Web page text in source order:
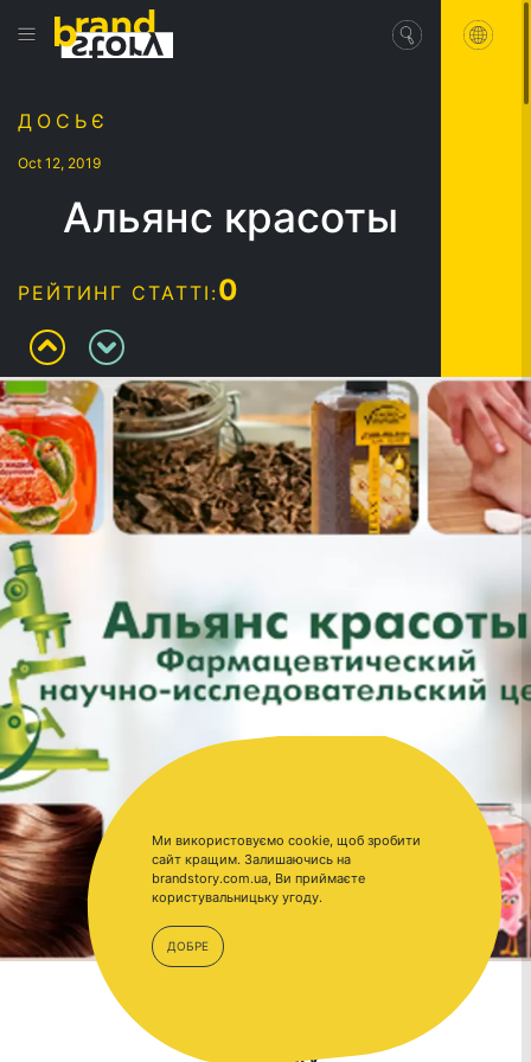
ДОСЬЄ
Oct 12, 2019
Альянс красоты
РЕЙТИНГ СТАТТІ:0
BrandStory
Ми використовуємо cookie, щоб зробити
сайт кращим. Залишаючись на
brandstory.com.ua, Ви приймаєте
користувальницьку угоду.
ДОБРЕ